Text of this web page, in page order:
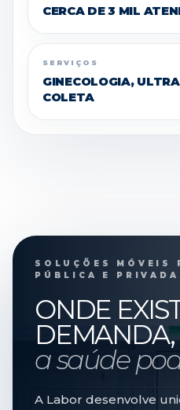
CERCA DE 3 MIL
SERVIÇOS
GINECOLOGIA,
COLETA
SOLUÇÕES MÓVEIS
PÚBLICA E PRIVADA
ONDE
DEMANDA,
a saúde
A Labor desenvolve